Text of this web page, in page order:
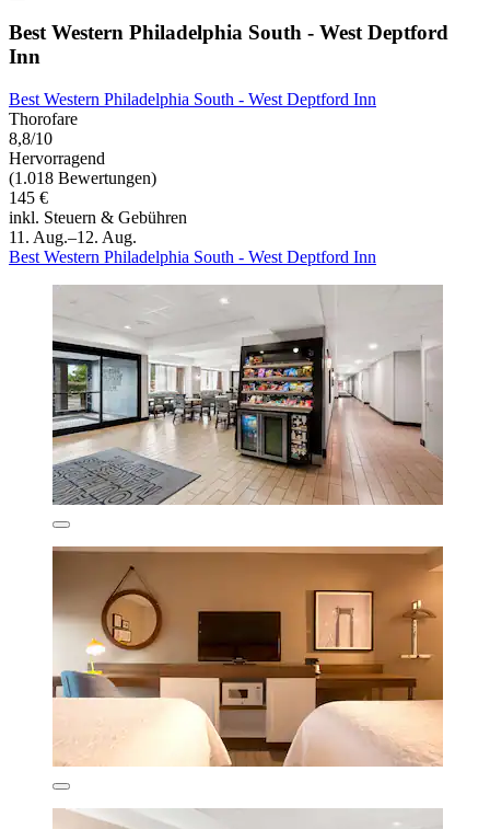
Best Western Philadelphia South - West Deptford
Inn
Best Western Philadelphia South - West Deptford Inn
Thorofare
8,8/10
Hervorragend
(1.018 Bewertungen)
145 €
inkl. Steuern & Gebühren
11. Aug.–12. Aug.
Best Western Philadelphia South - West Deptford Inn